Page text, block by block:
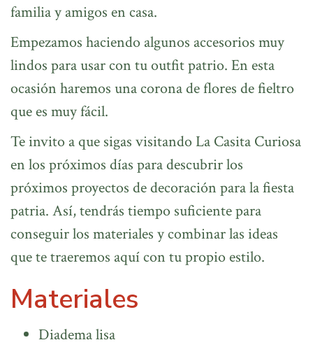
familia y amigos en casa.
Empezamos haciendo algunos accesorios muy
lindos para usar con tu outfit patrio. En esta
ocasión haremos una corona de flores de fieltro
que es muy fácil.
Te invito a que sigas visitando La Casita Curiosa
en los próximos días para descubrir los
próximos proyectos de decoración para la fiesta
patria. Así, tendrás tiempo suficiente para
conseguir los materiales y combinar las ideas
que te traeremos aquí con tu propio estilo.
Materiales
Diadema lisa